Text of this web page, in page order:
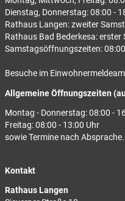
Dienstag, Donnerstag: 08:00 -
Rathaus Langen: zweiter
Rathaus Bad Bederkesa:
Samstagsöffnungszeiten:
Besuche im
Allgemeine Öffnungszeiten
Montag - Donnerstag: 08:00 -
Freitag: 08:00 - 13:00 Uhr
sowie Termine nach Absprache.
Kontakt
Rathaus Langen